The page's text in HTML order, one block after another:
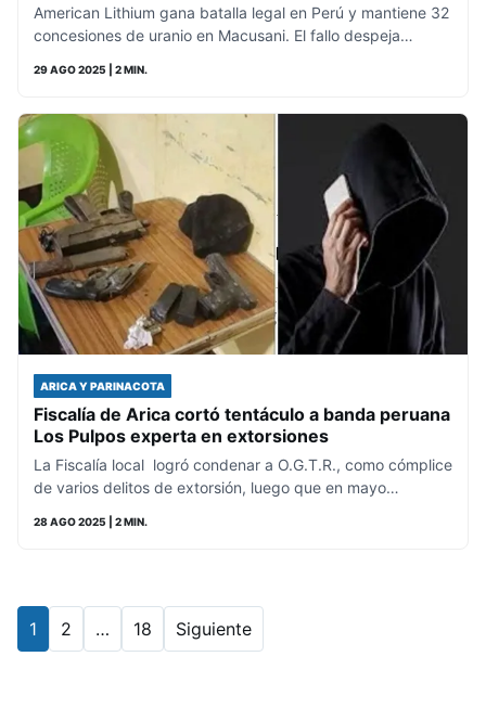
American Lithium gana batalla legal en Perú y mantiene 32
concesiones de uranio en Macusani. El fallo despeja…
29 AGO 2025 | 2 MIN.
ARICA Y PARINACOTA
Fiscalía de Arica cortó tentáculo a banda peruana
Los Pulpos experta en extorsiones
La Fiscalía local logró condenar a O.G.T.R., como cómplice
de varios delitos de extorsión, luego que en mayo…
28 AGO 2025 | 2 MIN.
1 2 … 18 Siguiente